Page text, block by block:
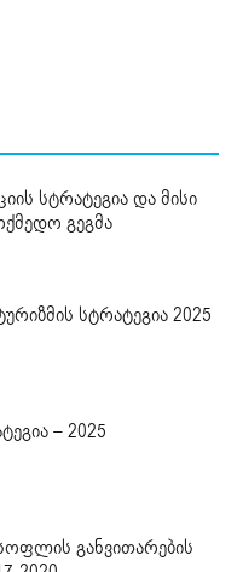
სტრატეგია და მისი
გეგმა
სტრატეგია 2025
– 2025
განვითარების